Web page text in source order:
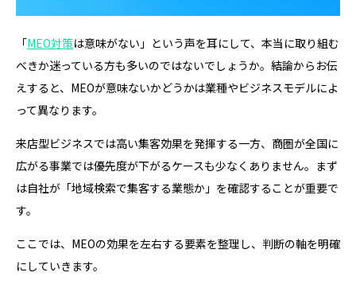
「MEO対策は意味がない」という声を耳にして、本当に取り組む
べきか迷っている方も多いのではないでしょうか。結論からお伝
えすると、MEOが意味ないかどうかは業種やビジネスモデルによ
って異なります。
来店型ビジネスでは高い集客効果を発揮する一方、商圏が全国に
広がる事業では優先度が下がるケースも少なくありません。まず
は自社が「地域検索で集客する業態か」を確認することが重要で
す。
ここでは、MEOの効果を左右する要素を整理し、判断の軸を明確
にしていきます。